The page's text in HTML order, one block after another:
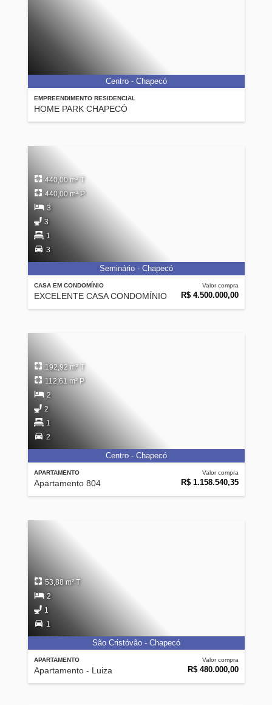
EMPREENDIMENTO RESIDENCIAL
HOME PARK CHAPECÓ
Centro - Chapecó
CASA EM CONDOMÍNIO
EXCELENTE CASA CONDOMÍNIO
Valor compra
R$ 4.500.000,00
440,00 m² T
440,00 m² P
3
3
1
3
Seminário - Chapecó
APARTAMENTO
Apartamento 804
Valor compra
R$ 1.158.540,35
192,92 m² T
112,61 m² P
2
2
1
2
Centro - Chapecó
APARTAMENTO
Apartamento - Luiza
Valor compra
R$ 480.000,00
53,88 m² T
2
1
1
São Cristóvão - Chapecó